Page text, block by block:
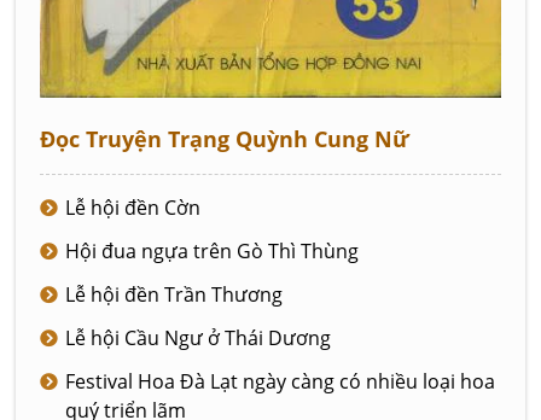
Đọc Truyện Trạng Quỳnh Cung Nữ
Lễ hội đền Cờn
Hội đua ngựa trên Gò Thì Thùng
Lễ hội đền Trần Thương
Lễ hội Cầu Ngư ở Thái Dương
Festival Hoa Đà Lạt ngày càng có nhiều loại hoa
quý triển lãm